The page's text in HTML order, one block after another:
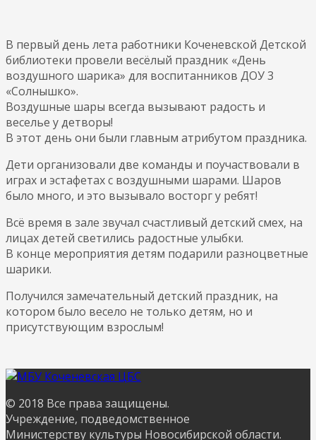
В первый день лета работники Коченевской Детской
библиотеки провели весёлый праздник «День
воздушного шарика» для воспитанников ДОУ 3
«Солнышко».
Воздушные шары всегда вызывают радость и
веселье у детворы!
В этот день они были главным атрибутом праздника.
Дети организовали две команды и поучаствовали в
играх и эстафетах с воздушными шарами. Шаров
было много, и это вызывало восторг у ребят!
Всё время в зале звучал счастливый детский смех, на
лицах детей светились радостные улыбки.
В конце мероприятия детям подарили разноцветные
шарики.
Получился замечательный детский праздник, на
котором было весело не только детям, но и
присутствующим взрослым!
© 2018 Все права защищены.
Учреждение, подведомственное
Министерству культуры Новосибирской области.